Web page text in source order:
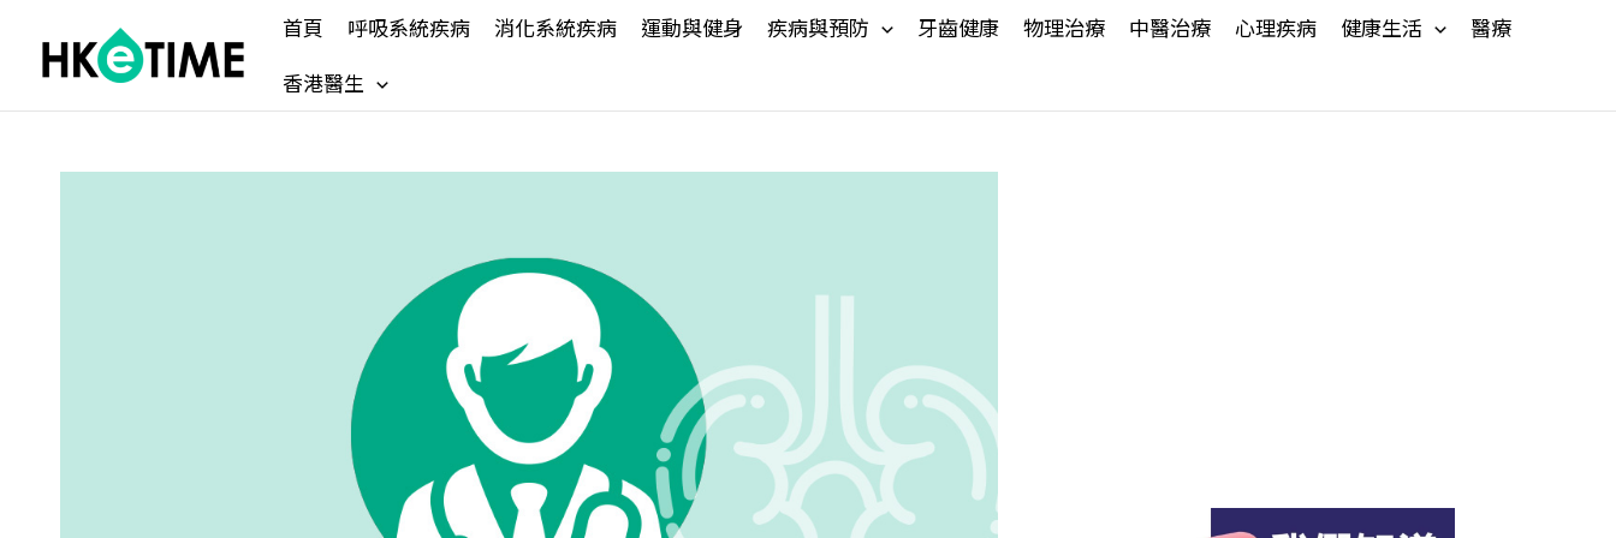
content
首頁 呼吸系統疾病 消化系統疾病 運動與健身 疾病與預防 牙齒健康 物理治療 中醫治療 心理疾病 健康生活
醫療
香港醫生